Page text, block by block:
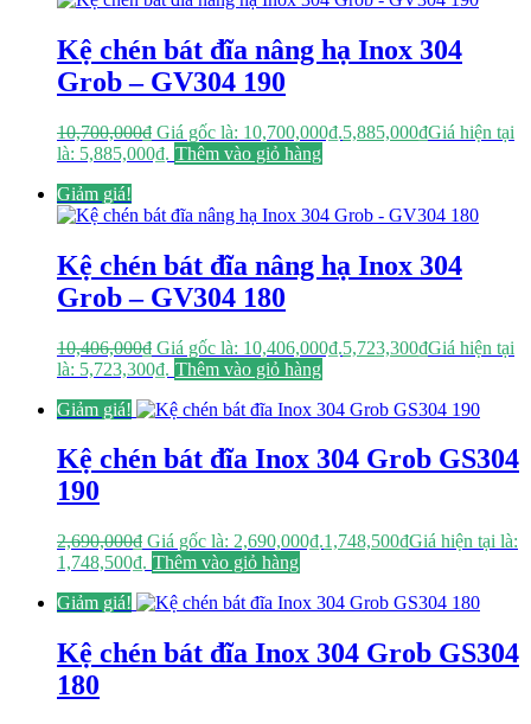
Kệ chén bát đĩa nâng hạ Inox 304
Grob – GV304 190
10,700,000₫ Giá gốc là: 10,700,000₫.5,885,000₫Giá hiện tại
là: 5,885,000₫. Thêm vào giỏ hàng
Giảm giá!
Kệ chén bát đĩa nâng hạ Inox 304
Grob – GV304 180
10,406,000₫ Giá gốc là: 10,406,000₫.5,723,300₫Giá hiện tại
là: 5,723,300₫. Thêm vào giỏ hàng
Giảm giá!
Kệ chén bát đĩa Inox 304 Grob GS304
190
2,690,000₫ Giá gốc là: 2,690,000₫.1,748,500₫Giá hiện tại là:
1,748,500₫. Thêm vào giỏ hàng
Giảm giá!
Kệ chén bát đĩa Inox 304 Grob GS304
180